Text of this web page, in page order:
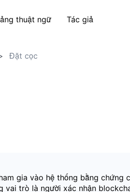
thuật ngữ Tác giả
Đặt cọc
gia vào hệ thống bằng chứng
vai trò là người xác nhận